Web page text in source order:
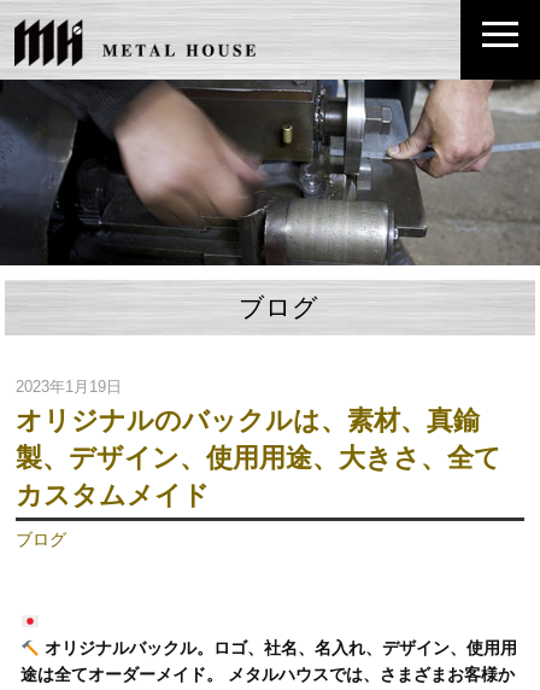
ブログ
2023年1月19日
オリジナルのバックルは、素材、真鍮
製、デザイン、使用用途、大きさ、全て
カスタムメイド
ブログ
オリジナルバックル。ロゴ、社名、名入れ、デザイン、使用用
途は全てオーダーメイド。 メタルハウスでは、さまざまお客様か